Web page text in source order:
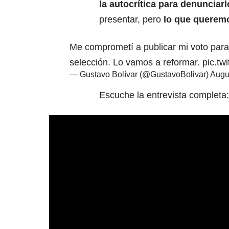
la autocrítica para
presentar, pero lo que
Me comprometí a publicar mi voto
selección. Lo vamos a reformar.
— Gustavo Bolívar (@GustavoBolivar)
Escuche la entrevista completa: